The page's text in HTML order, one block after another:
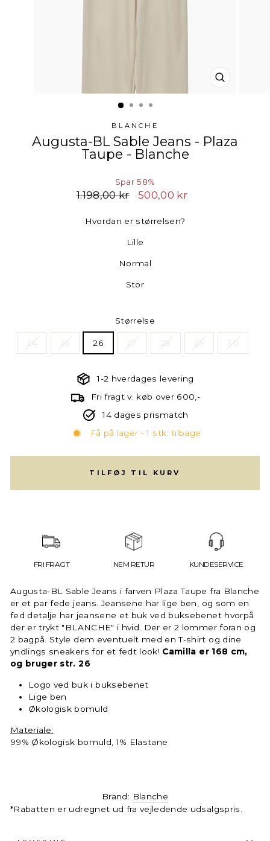
LUK
BLANCHE
Augusta-BL Sable Jeans - Plaza
Taupe - Blanche
Spar 58%
Normalpris
1.198,00 kr Udsalgspris
500,00 kr
Hvordan er størrelsen?
Lille
Normal
Stor
Størrelse
24 25 26 27 28 29 30
1-2 hverdages levering
Fri fragt v. køb over 600,-
14 dages prismatch
Få på lager - 1 stk. tilbage
TILFØJ TIL KURV
FRI FRAGT NEM RETUR KUNDESERVICE
Augusta-BL Sable Jeans i farven Plaza Taupe fra Blanche
er et par fede jeans. Jeansene har lige ben, og som en
fed detalje har jeansene et buk ved buksebenet hvorpå
der er trykt "BLANCHE" i hvid. Der er 2 lommer foran og
2 bagpå. Style dem eventuelt med en T-shirt og dine
yndlings sneakers for et fedt look! Camilla er 168 cm,
og bruger str. 26
Logo ved buk i buksebenet
Lige ben
Økologisk bomuld
Materiale:
99% Økologisk bomuld, 1% Elastane
Brand: Blanche
*Rabatten er udregnet ud fra vejledende udsalgspris.